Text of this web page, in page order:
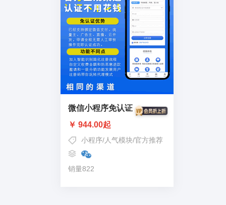
微信小程序免认证
￥ 944.00起
小程序/人气模块/官方推荐
销量822